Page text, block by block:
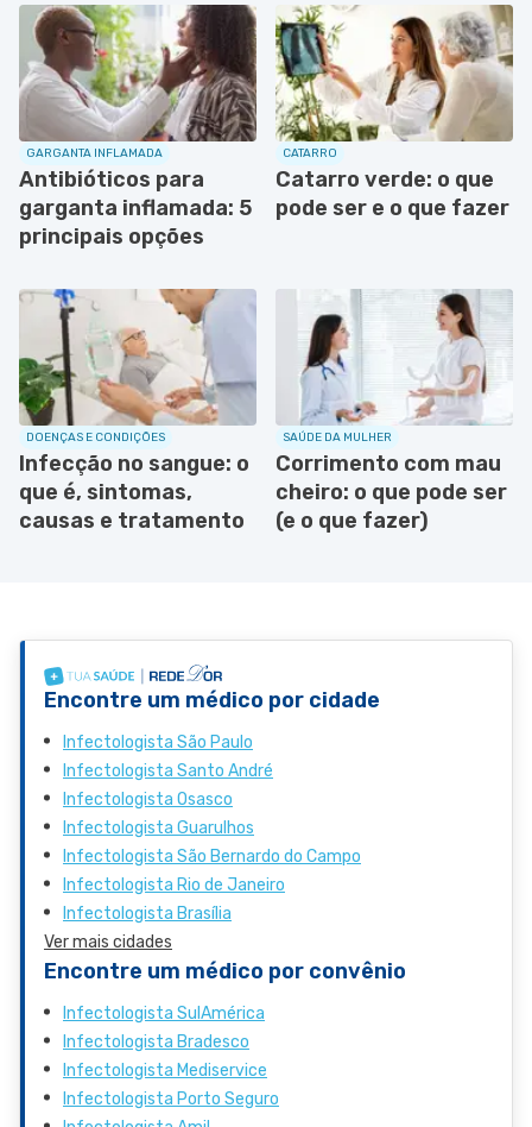
GARGANTA INFLAMADA
Antibióticos para
garganta inflamada: 5
principais opções
CATARRO
Catarro verde: o que
pode ser e o que fazer
DOENÇAS E CONDIÇÕES
Infecção no sangue: o
que é, sintomas,
causas e tratamento
SAÚDE DA MULHER
Corrimento com mau
cheiro: o que pode ser
(e o que fazer)
Encontre um médico por cidade
Infectologista São Paulo
Infectologista Santo André
Infectologista Osasco
Infectologista Guarulhos
Infectologista São Bernardo do Campo
Infectologista Rio de Janeiro
Infectologista Brasília
Ver mais cidades
Encontre um médico por convênio
Infectologista SulAmérica
Infectologista Bradesco
Infectologista Mediservice
Infectologista Porto Seguro